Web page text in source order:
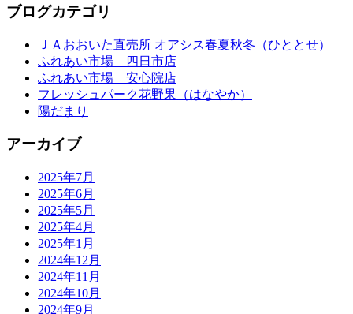
ブログカテゴリ
ＪＡおおいた直売所 オアシス春夏秋冬（ひととせ）
ふれあい市場 四日市店
ふれあい市場 安心院店
フレッシュパーク花野果（はなやか）
陽だまり
アーカイブ
2025年7月
2025年6月
2025年5月
2025年4月
2025年1月
2024年12月
2024年11月
2024年10月
2024年9月